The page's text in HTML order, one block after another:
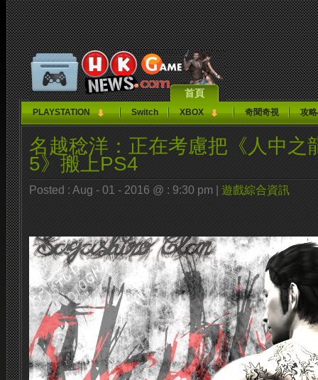
首頁
PLAYSTATION Switch XBOX 奇聞奇視 攻
名越稔洋：正在考慮把《人中之
5》搬上PS4
Posted : Aug - 01 - 2016 @ : 9:30 pm | 遊戲綜合資訊